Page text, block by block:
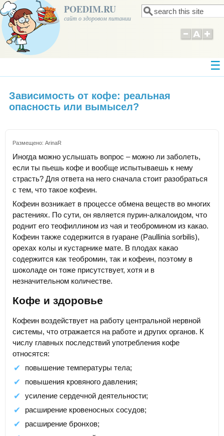
POEDIM.RU
сайт о здоровом питании Форма поиска
Поиск
Зависимость от кофе: реальная
опасность или вымысел?
Размещено: ArinaR
Иногда можно услышать вопрос – можно ли заболеть,
если ты пьешь кофе и вообще испытываешь к нему
страсть? Для ответа на него сначала стоит разобраться
с тем, что такое кофеин.
Кофеин возникает в процессе обмена веществ во многих
растениях. По сути, он является пурин-алкалоидом, что
роднит его теофиллином из чая и теобромином из какао.
Кофеин также содержится в гуаране (Paullinia sorbilis),
орехах колы и кустарнике мате. В плодах какао
содержится как теобромин, так и кофеин, поэтому в
шоколаде он тоже присутствует, хотя и в
незначительном количестве.
Кофе и здоровье
Кофеин воздействует на работу центральной нервной
системы, что отражается на работе и других органов. К
числу главных последствий употребления кофе
относятся:
повышение температуры тела;
повышения кровяного давления;
усиление сердечной деятельности;
расширение кровеносных сосудов;
расширение бронхов;